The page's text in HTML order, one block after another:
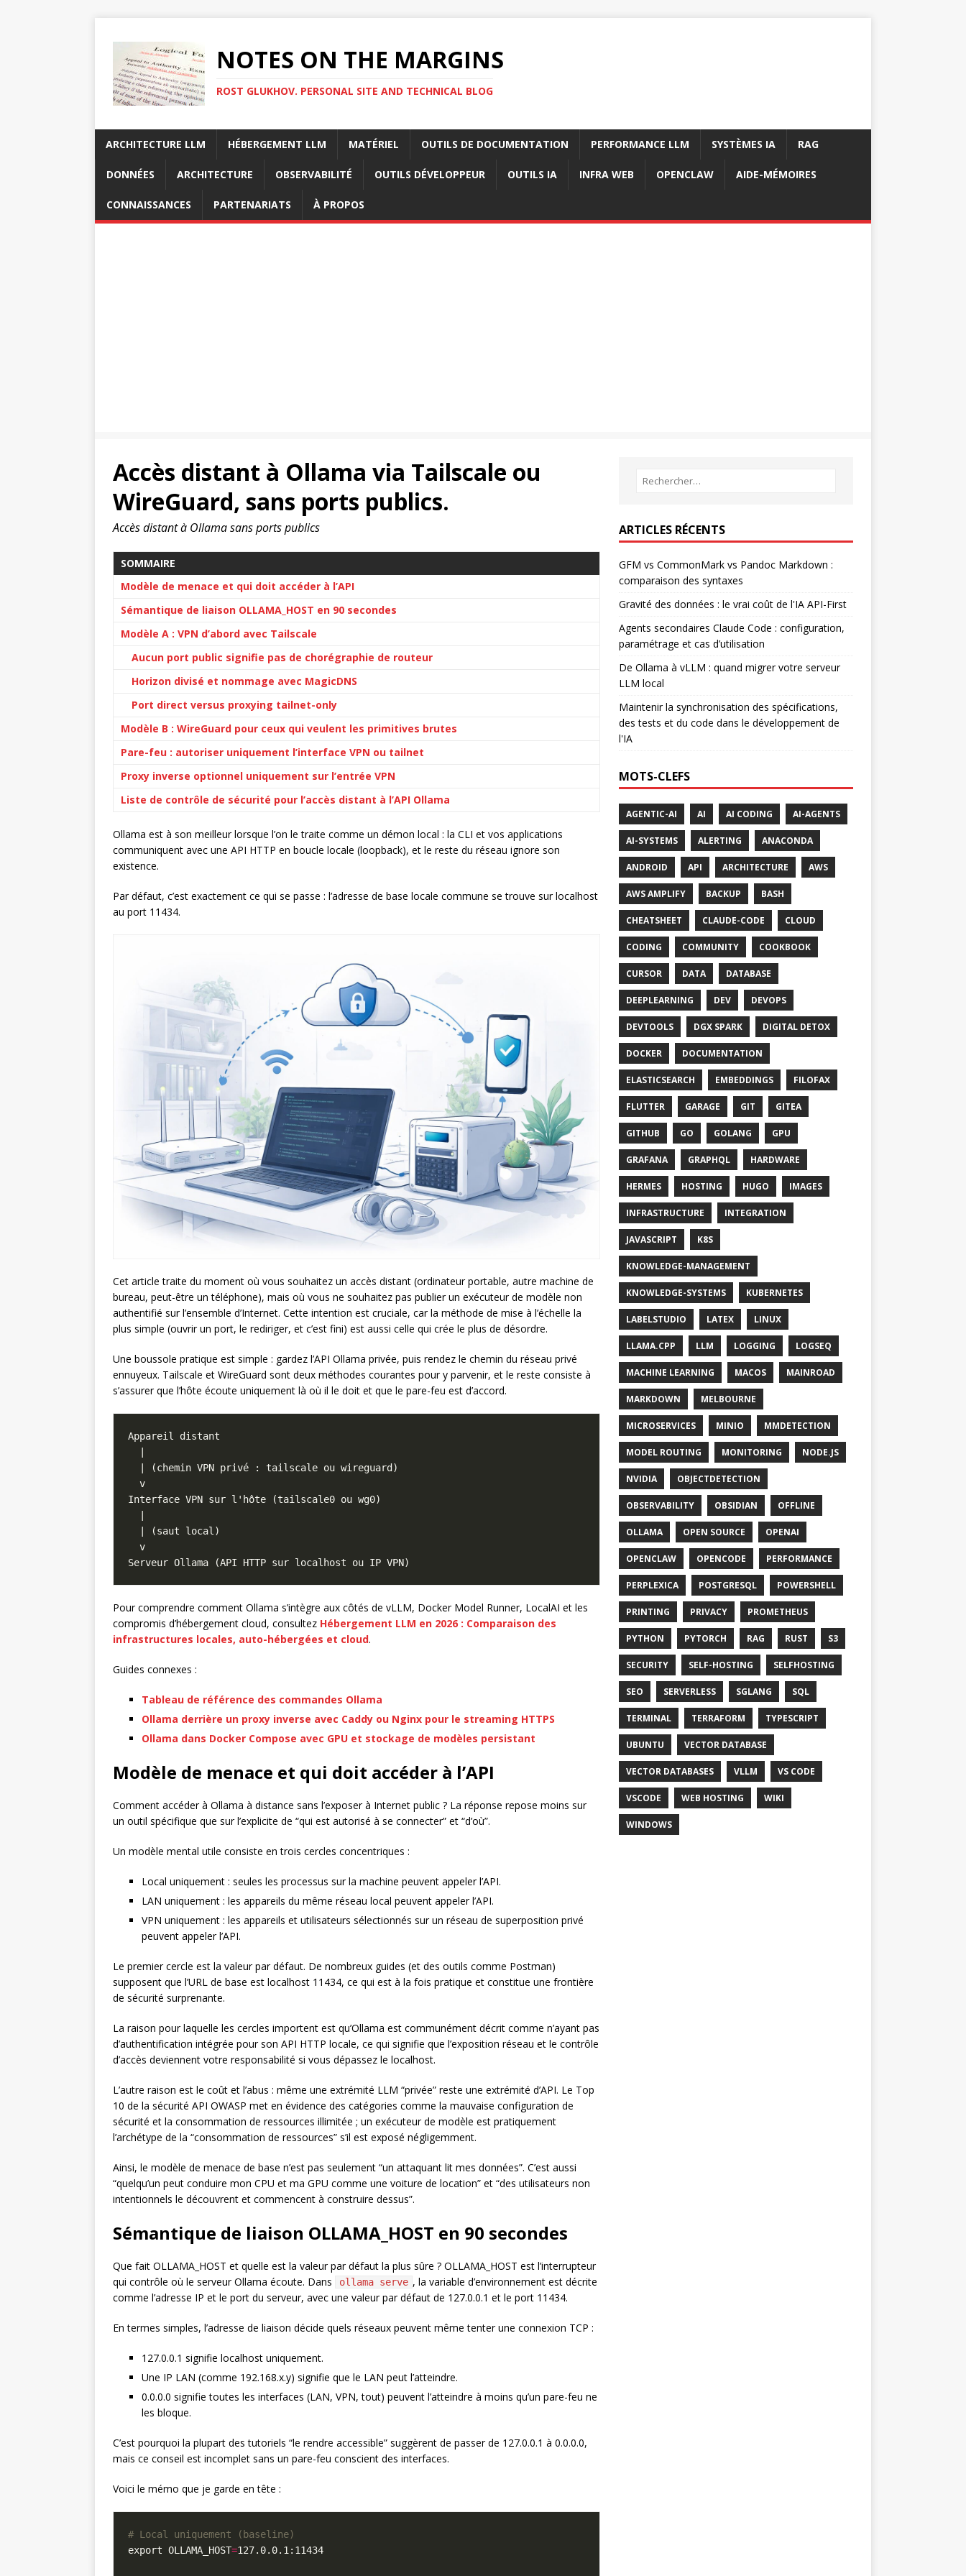
NOTES ON THE MARGINS
ROST GLUKHOV. PERSONAL SITE AND TECHNICAL BLOG
ARCHITECTURE LLM HÉBERGEMENT LLM MATÉRIEL OUTILS DE DOCUMENTATION PERFORMANCE LLM SYSTÈMES IA RAG
DONNÉES ARCHITECTURE OBSERVABILITÉ OUTILS DÉVELOPPEUR OUTILS IA INFRA WEB OPENCLAW AIDE-MÉMOIRES
CONNAISSANCES PARTENARIATS À PROPOS
Accès distant à Ollama via Tailscale ou
WireGuard, sans ports publics.
Accès distant à Ollama sans ports publics
SOMMAIRE
Modèle de menace et qui doit accéder à l’API
Sémantique de liaison OLLAMA_HOST en 90 secondes
Modèle A : VPN d’abord avec Tailscale
Aucun port public signifie pas de chorégraphie de routeur
Horizon divisé et nommage avec MagicDNS
Port direct versus proxying tailnet-only
Modèle B : WireGuard pour ceux qui veulent les primitives brutes
Pare-feu : autoriser uniquement l’interface VPN ou tailnet
Proxy inverse optionnel uniquement sur l’entrée VPN
Liste de contrôle de sécurité pour l’accès distant à l’API Ollama
Ollama est à son meilleur lorsque l’on le traite comme un démon local : la CLI et vos applications
communiquent avec une API HTTP en boucle locale (loopback), et le reste du réseau ignore son
existence.
Par défaut, c’est exactement ce qui se passe : l’adresse de base locale commune se trouve sur localhost
au port 11434.
Cet article traite du moment où vous souhaitez un accès distant (ordinateur portable, autre machine de
bureau, peut-être un téléphone), mais où vous ne souhaitez pas publier un exécuteur de modèle non
authentifié sur l’ensemble d’Internet. Cette intention est cruciale, car la méthode de mise à l’échelle la
plus simple (ouvrir un port, le rediriger, et c’est fini) est aussi celle qui crée le plus de désordre.
Une boussole pratique est simple : gardez l’API Ollama privée, puis rendez le chemin du réseau privé
ennuyeux. Tailscale et WireGuard sont deux méthodes courantes pour y parvenir, et le reste consiste à
s’assurer que l’hôte écoute uniquement là où il le doit et que le pare-feu est d’accord.
Pour comprendre comment Ollama s’intègre aux côtés de vLLM, Docker Model Runner, LocalAI et les
compromis d’hébergement cloud, consultez Hébergement LLM en 2026 : Comparaison des
infrastructures locales, auto-hébergées et cloud.
Guides connexes :
Tableau de référence des commandes Ollama
Ollama derrière un proxy inverse avec Caddy ou Nginx pour le streaming HTTPS
Ollama dans Docker Compose avec GPU et stockage de modèles persistant
Modèle de menace et qui doit accéder à l’API
Comment accéder à Ollama à distance sans l’exposer à Internet public ? La réponse repose moins sur
un outil spécifique que sur l’explicite de “qui est autorisé à se connecter” et “d’où”.
Un modèle mental utile consiste en trois cercles concentriques :
Local uniquement : seules les processus sur la machine peuvent appeler l’API.
LAN uniquement : les appareils du même réseau local peuvent appeler l’API.
VPN uniquement : les appareils et utilisateurs sélectionnés sur un réseau de superposition privé
peuvent appeler l’API.
Le premier cercle est la valeur par défaut. De nombreux guides (et des outils comme Postman)
supposent que l’URL de base est localhost 11434, ce qui est à la fois pratique et constitue une frontière
de sécurité surprenante.
La raison pour laquelle les cercles importent est qu’Ollama est communément décrit comme n’ayant pas
d’authentification intégrée pour son API HTTP locale, ce qui signifie que l’exposition réseau et le contrôle
d’accès deviennent votre responsabilité si vous dépassez le localhost.
L’autre raison est le coût et l’abus : même une extrémité LLM “privée” reste une extrémité d’API. Le Top
10 de la sécurité API OWASP met en évidence des catégories comme la mauvaise configuration de
sécurité et la consommation de ressources illimitée ; un exécuteur de modèle est pratiquement
l’archétype de la “consommation de ressources” s’il est exposé négligemment.
Ainsi, le modèle de menace de base n’est pas seulement “un attaquant lit mes données”. C’est aussi
“quelqu’un peut conduire mon CPU et ma GPU comme une voiture de location” et “des utilisateurs non
intentionnels le découvrent et commencent à construire dessus”.
Sémantique de liaison OLLAMA_HOST en 90 secondes
Que fait OLLAMA_HOST et quelle est la valeur par défaut la plus sûre ? OLLAMA_HOST est l’interrupteur
qui contrôle où le serveur Ollama écoute. Dans
ollama serve , la variable d’environnement est décrite
comme l’adresse IP et le port du serveur, avec une valeur par défaut de 127.0.0.1 et le port 11434.
En termes simples, l’adresse de liaison décide quels réseaux peuvent même tenter une connexion TCP :
127.0.0.1 signifie localhost uniquement.
Une IP LAN (comme 192.168.x.y) signifie que le LAN peut l’atteindre.
0.0.0.0 signifie toutes les interfaces (LAN, VPN, tout) peuvent l’atteindre à moins qu’un pare-feu ne
les bloque.
C’est pourquoi la plupart des tutoriels “le rendre accessible” suggèrent de passer de 127.0.0.1 à 0.0.0.0,
mais ce conseil est incomplet sans un pare-feu conscient des interfaces.
Voici le mémo que je garde en tête :
# Local uniquement (baseline)
export OLLAMA_HOST=
ARTICLES RÉCENTS
GFM vs CommonMark vs Pandoc Markdown :
comparaison des syntaxes
Gravité des données : le vrai coût de l'IA API-First
Agents secondaires Claude Code : configuration,
paramétrage et cas d’utilisation
De Ollama à vLLM : quand migrer votre serveur
LLM local
Maintenir la synchronisation des spécifications,
des tests et du code dans le développement de
l'IA
MOTS-CLEFS
AGENTIC-AI AI AI CODING AI-AGENTS
AI-SYSTEMS ALERTING ANACONDA
ANDROID API ARCHITECTURE AWS
AWS AMPLIFY BACKUP BASH
CHEATSHEET CLAUDE-CODE CLOUD
CODING COMMUNITY COOKBOOK
CURSOR DATA DATABASE
DEEPLEARNING DEV DEVOPS
DEVTOOLS DGX SPARK DIGITAL DETOX
DOCKER DOCUMENTATION
ELASTICSEARCH EMBEDDINGS FILOFAX
FLUTTER GARAGE GIT GITEA
GITHUB GO GOLANG GPU
GRAFANA GRAPHQL HARDWARE
HERMES HOSTING HUGO IMAGES
INFRASTRUCTURE INTEGRATION
JAVASCRIPT K8S
KNOWLEDGE-MANAGEMENT
KNOWLEDGE-SYSTEMS KUBERNETES
LABELSTUDIO LATEX LINUX
LLAMA.CPP LLM LOGGING LOGSEQ
MACHINE LEARNING MACOS MAINROAD
MARKDOWN MELBOURNE
MICROSERVICES MINIO MMDETECTION
MODEL ROUTING MONITORING NODE.JS
NVIDIA OBJECTDETECTION
OBSERVABILITY OBSIDIAN OFFLINE
OLLAMA OPEN SOURCE OPENAI
OPENCLAW OPENCODE PERFORMANCE
PERPLEXICA POSTGRESQL POWERSHELL
PRINTING PRIVACY PROMETHEUS
PYTHON PYTORCH RAG RUST S3
SECURITY SELF-HOSTING SELFHOSTING
SEO SERVERLESS SGLANG SQL
TERMINAL TERRAFORM TYPESCRIPT
UBUNTU VECTOR DATABASE
VECTOR DATABASES VLLM VS CODE
VSCODE WEB HOSTING WIKI
WINDOWS